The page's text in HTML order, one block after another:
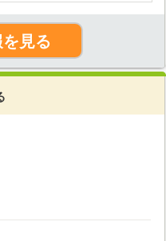
見る